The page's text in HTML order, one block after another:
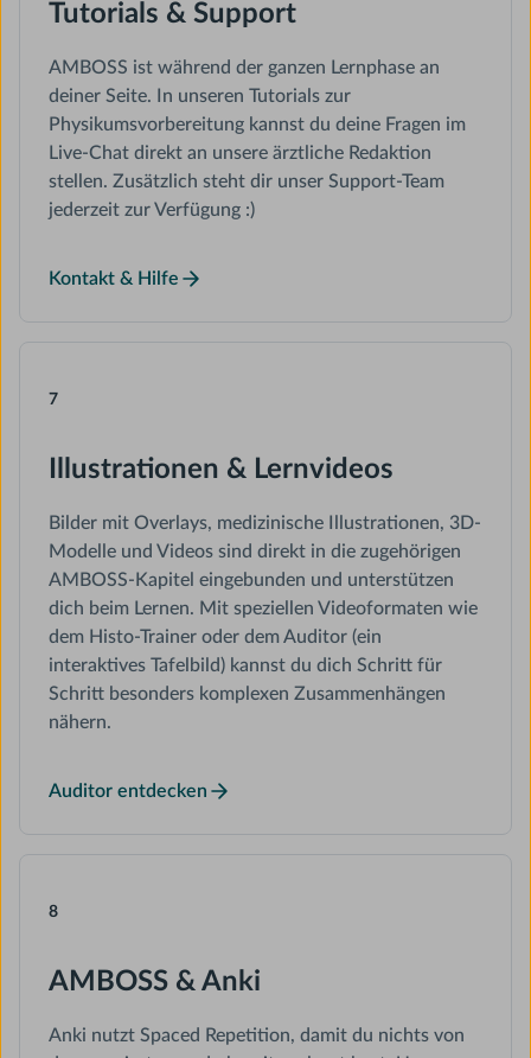
Tutorials & Support
AMBOSS ist während der ganzen Lernphase an
deiner Seite. In unseren Tutorials zur
Physikumsvorbereitung kannst du deine Fragen im
Live-Chat direkt an unsere ärztliche Redaktion
stellen. Zusätzlich steht dir unser Support-Team
jederzeit zur Verfügung :)
Kontakt & Hilfe
7
Illustrationen & Lernvideos
Bilder mit Overlays, medizinische Illustrationen, 3D-
Modelle und Videos sind direkt in die zugehörigen
AMBOSS-Kapitel eingebunden und unterstützen
dich beim Lernen. Mit speziellen Videoformaten wie
dem Histo-Trainer oder dem Auditor (ein
interaktives Tafelbild) kannst du dich Schritt für
Schritt besonders komplexen Zusammenhängen
nähern.
Auditor entdecken
8
AMBOSS & Anki
Anki nutzt Spaced Repetition, damit du nichts von